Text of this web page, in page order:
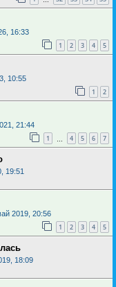
16:33
1 2 3 4 5
10:55
1 2
21:44
1 4 5 6 7
19:51
2019, 20:56
1 2 3 4 5
18:09